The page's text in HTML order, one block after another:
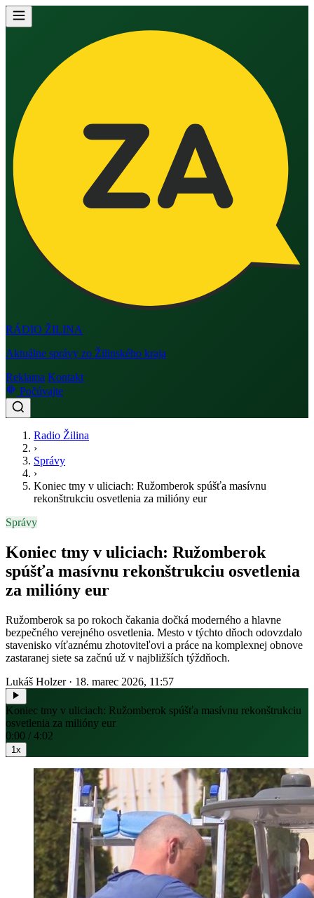
RÁDIO ŽILINA
Aktuálne správy zo Žilinského kraja
Reklama Kontakt
Počúvajte
Radio Žilina
›
Správy
›
Koniec tmy v uliciach: Ružomberok spúšťa masívnu
rekonštrukciu osvetlenia za milióny eur
Správy
Koniec tmy v uliciach: Ružomberok
spúšťa masívnu rekonštrukciu osvetlenia
za milióny eur
Ružomberok sa po rokoch čakania dočká moderného a hlavne
bezpečného verejného osvetlenia. Mesto v týchto dňoch odovzdalo
stavenisko víťaznému zhotoviteľovi a práce na komplexnej obnove
zastaranej siete sa začnú už v najbližších týždňoch.
Lukáš Holzer · 18. marec 2026, 11:57
Koniec tmy v uliciach: Ružomberok spúšťa masívnu rekonštrukciu
osvetlenia za milióny eur
0:00 / 4:02
1x